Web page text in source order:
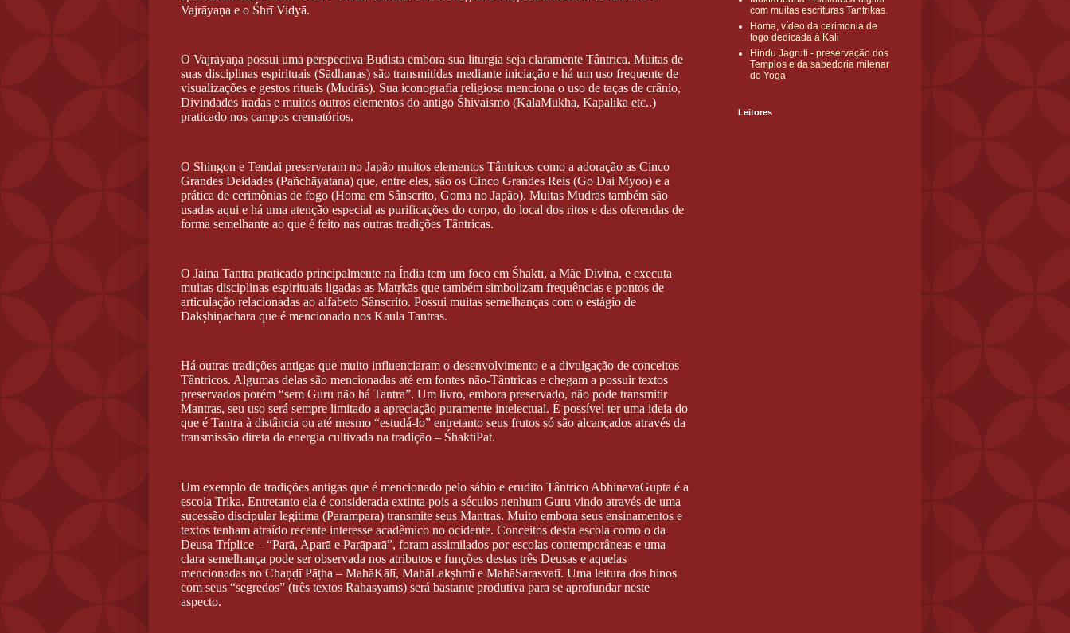
Vajrāyaṇa e o Śhrī Vidyā.
O Vajrāyaṇa possui uma perspectiva Budista embora sua liturgia seja claramente Tântrica. Muitas de
suas disciplinas espirituais (Sādhanas) são transmitidas mediante iniciação e há um uso frequente de
visualizações e gestos rituais (Mudrās). Sua iconografia religiosa menciona o uso de taças de crânio,
Divindades iradas e muitos outros elementos do antigo Śhivaismo (KālaMukha, Kapālika etc..)
praticado nos campos crematórios.
O Shingon e Tendai preservaram no Japão muitos elementos Tântricos como a adoração as Cinco
Grandes Deidades (Pañchāyatana) que, entre eles, são os Cinco Grandes Reis (Go Dai Myoo) e a
prática de cerimônias de fogo (Homa em Sânscrito, Goma no Japão). Muitas Mudrās também são
usadas aqui e há uma atenção especial as purificações do corpo, do local dos ritos e das oferendas de
forma semelhante ao que é feito nas outras tradições Tântricas.
O Jaina Tantra praticado principalmente na Índia tem um foco em Śhaktī, a Mãe Divina, e executa
muitas disciplinas espirituais ligadas as Matṛkās que também simbolizam frequências e pontos de
articulação relacionadas ao alfabeto Sânscrito. Possui muitas semelhanças com o estágio de
Dakṣhiṇāchara que é mencionado nos Kaula Tantras.
Há outras tradições antigas que muito influenciaram o desenvolvimento e a divulgação de conceitos
Tântricos. Algumas delas são mencionadas até em fontes não-Tântricas e chegam a possuir textos
preservados porém “sem Guru não há Tantra”. Um livro, embora preservado, não pode transmitir
Mantras, seu uso será sempre limitado a apreciação puramente intelectual. É possível ter uma ideia do
que é Tantra à distância ou até mesmo “estudá-lo” entretanto seus frutos só são alcançados através da
transmissão direta da energia cultivada na tradição – ŚhaktiPat.
Um exemplo de tradições antigas que é mencionado pelo sábio e erudito Tântrico AbhinavaGupta é a
escola Trika. Entretanto ela é considerada extinta pois a séculos nenhum Guru vindo através de uma
sucessão discipular legitima (Parampara) transmite seus Mantras. Muito embora seus ensinamentos e
textos tenham atraído recente interesse acadêmico no ocidente. Conceitos desta escola como o da
Deusa Tríplice – “Parā, Aparā e Parāparā”, foram assimilados por escolas contemporâneas e uma
clara semelhança pode ser observada nos atributos e funções destas três Deusas e aquelas
mencionadas no Chaṇḍī Pāṭha – MahāKālī, MahāLakṣhmī e MahāSarasvatī. Uma leitura dos hinos
com seus “segredos” (três textos Rahasyams) será bastante produtiva para se aprofundar neste
aspecto.
com muitas escrituras Tantrikas.
Homa, vídeo da cerimonia de
fogo dedicada à Kali
Hindu Jagruti - preservação dos
Templos e da sabedoria milenar
do Yoga
Leitores